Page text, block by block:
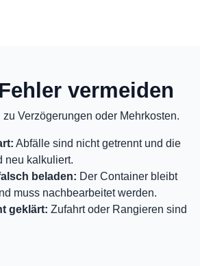
vermeiden
Verzögerungen oder Mehrkosten.
Abfälle sind nicht getrennt und die
neu kalkuliert.
beladen: Der Container bleibt
muss nachbearbeitet werden.
geklärt: Zufahrt oder Rangieren sind